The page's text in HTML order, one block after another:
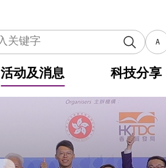
A
活动及消息 科技分享